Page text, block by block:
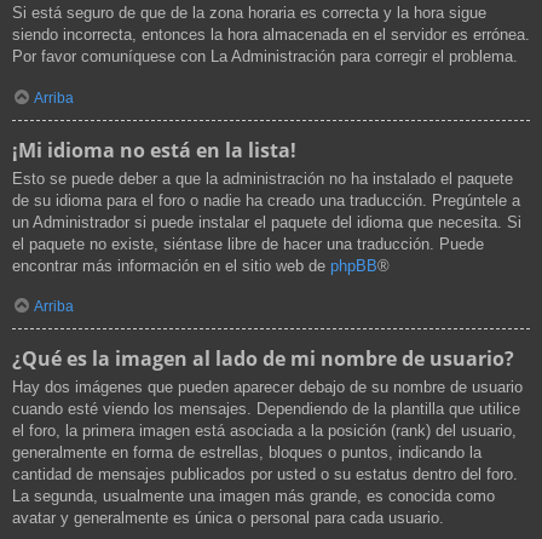
Si está seguro de que de la zona horaria es correcta y la hora sigue
siendo incorrecta, entonces la hora almacenada en el servidor es errónea.
Por favor comuníquese con La Administración para corregir el problema.
Arriba
¡Mi idioma no está en la lista!
Esto se puede deber a que la administración no ha instalado el paquete
de su idioma para el foro o nadie ha creado una traducción. Pregúntele a
un Administrador si puede instalar el paquete del idioma que necesita. Si
el paquete no existe, siéntase libre de hacer una traducción. Puede
encontrar más información en el sitio web de phpBB®
Arriba
¿Qué es la imagen al lado de mi nombre de usuario?
Hay dos imágenes que pueden aparecer debajo de su nombre de usuario
cuando esté viendo los mensajes. Dependiendo de la plantilla que utilice
el foro, la primera imagen está asociada a la posición (rank) del usuario,
generalmente en forma de estrellas, bloques o puntos, indicando la
cantidad de mensajes publicados por usted o su estatus dentro del foro.
La segunda, usualmente una imagen más grande, es conocida como
avatar y generalmente es única o personal para cada usuario.